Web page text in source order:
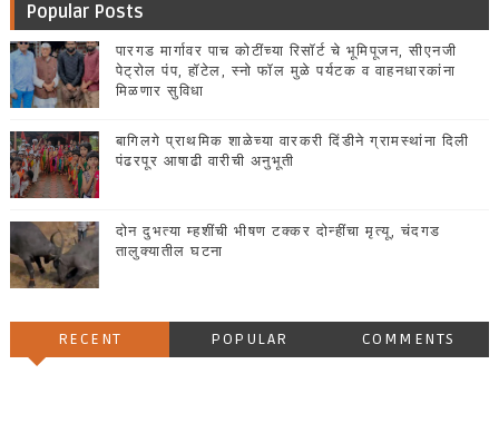
Popular Posts
पारगड मार्गावर पाच कोटींच्या रिसॉर्ट चे भूमिपूजन, सीएनजी
पेट्रोल पंप, हॉटेल, स्नो फॉल मुळे पर्यटक व वाहनधारकांना
मिळणार सुविधा
बागिलगे प्राथमिक शाळेच्या वारकरी दिंडीने ग्रामस्थांना दिली
पंढरपूर आषाढी वारीची अनुभूती
दोन दुभत्या म्हशींची भीषण टक्कर दोन्हींचा मृत्यू, चंदगड
तालुक्यातील घटना
RECENT POPULAR COMMENTS